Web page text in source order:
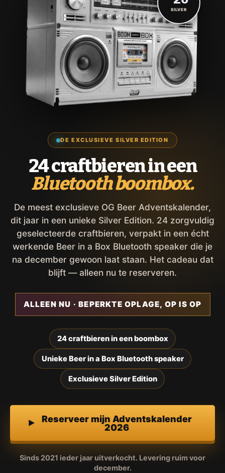
DE EXCLUSIEVE SILVER EDITION
24 craftbieren in een
Bluetooth boombox.
De meest exclusieve OG Beer Adventskalender,
dit jaar in een unieke Silver Edition. 24 zorgvuldig
geselecteerde craftbieren, verpakt in een écht
werkende Beer in a Box Bluetooth speaker die je
na december gewoon laat staan. Het cadeau dat
blijft — alleen nu te reserveren.
ALLEEN NU · BEPERKTE OPLAGE, OP IS OP
24 craftbieren in een boombox
Unieke Beer in a Box Bluetooth speaker
Exclusieve Silver Edition
Reserveer mijn Adventskalender
2026
Sinds 2021 ieder jaar uitverkocht. Levering ruim voor
december.
SILVER